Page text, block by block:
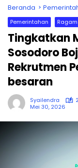
Beranda
Pemerintahan Ragam
Tingkatkan
Sosodoro
Rekrutmen
besaran
Syailendra
Mei 30, 2026